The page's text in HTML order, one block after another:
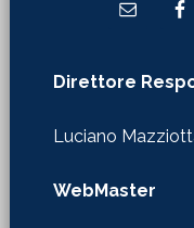
WebMaster
Claudio Tirinnanzi